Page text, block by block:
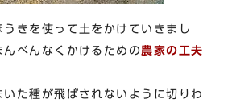
きを使って土をかけていきまし
べんなくかけるための 農家の工夫
た種が飛ばされないように切りわ